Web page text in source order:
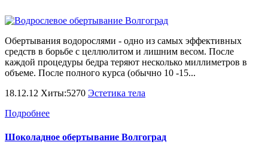
Обертывания водорослями - одно из самых эффективных
средств в борьбе с целлюлитом и лишним весом. После
каждой процедуры бедра теряют несколько миллиметров в
объеме. После полного курса (обычно 10 -15...
18.12.12 Хиты:5270 Эстетика тела
Подробнее
Шоколадное обертывание Волгоград